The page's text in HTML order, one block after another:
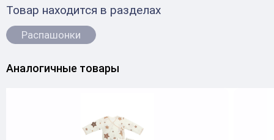
Товар находится в разделах
Распашонки
Аналогичные товары